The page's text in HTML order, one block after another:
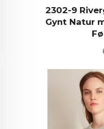
2302-9
Gynt Natur